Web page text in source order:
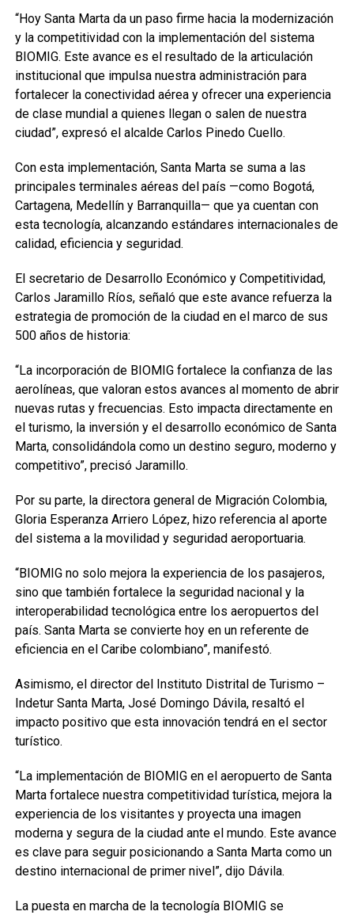
“Hoy Santa Marta da un paso firme hacia la modernización
y la competitividad con la implementación del sistema
BIOMIG. Este avance es el resultado de la articulación
institucional que impulsa nuestra administración para
fortalecer la conectividad aérea y ofrecer una experiencia
de clase mundial a quienes llegan o salen de nuestra
ciudad”, expresó el alcalde Carlos Pinedo Cuello.
Con esta implementación, Santa Marta se suma a las
principales terminales aéreas del país —como Bogotá,
Cartagena, Medellín y Barranquilla— que ya cuentan con
esta tecnología, alcanzando estándares internacionales de
calidad, eficiencia y seguridad.
El secretario de Desarrollo Económico y Competitividad,
Carlos Jaramillo Ríos, señaló que este avance refuerza la
estrategia de promoción de la ciudad en el marco de sus
500 años de historia:
“La incorporación de BIOMIG fortalece la confianza de las
aerolíneas, que valoran estos avances al momento de abrir
nuevas rutas y frecuencias. Esto impacta directamente en
el turismo, la inversión y el desarrollo económico de Santa
Marta, consolidándola como un destino seguro, moderno y
competitivo”, precisó Jaramillo.
Por su parte, la directora general de Migración Colombia,
Gloria Esperanza Arriero López, hizo referencia al aporte
del sistema a la movilidad y seguridad aeroportuaria.
“BIOMIG no solo mejora la experiencia de los pasajeros,
sino que también fortalece la seguridad nacional y la
interoperabilidad tecnológica entre los aeropuertos del
país. Santa Marta se convierte hoy en un referente de
eficiencia en el Caribe colombiano”, manifestó.
Asimismo, el director del Instituto Distrital de Turismo –
Indetur Santa Marta, José Domingo Dávila, resaltó el
impacto positivo que esta innovación tendrá en el sector
turístico.
“La implementación de BIOMIG en el aeropuerto de Santa
Marta fortalece nuestra competitividad turística, mejora la
experiencia de los visitantes y proyecta una imagen
moderna y segura de la ciudad ante el mundo. Este avance
es clave para seguir posicionando a Santa Marta como un
destino internacional de primer nivel”, dijo Dávila.
La puesta en marcha de la tecnología BIOMIG se